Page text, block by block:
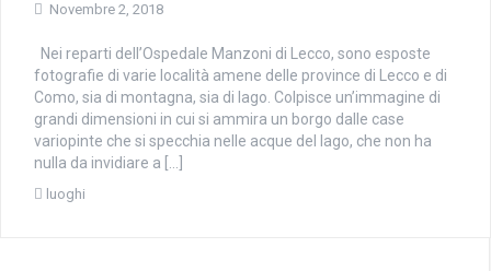
Novembre 2, 2018
Nei reparti dell’Ospedale Manzoni di Lecco, sono esposte
fotografie di varie località amene delle province di Lecco e di
Como, sia di montagna, sia di lago. Colpisce un’immagine di
grandi dimensioni in cui si ammira un borgo dalle case
variopinte che si specchia nelle acque del lago, che non ha
nulla da invidiare a […]
luoghi